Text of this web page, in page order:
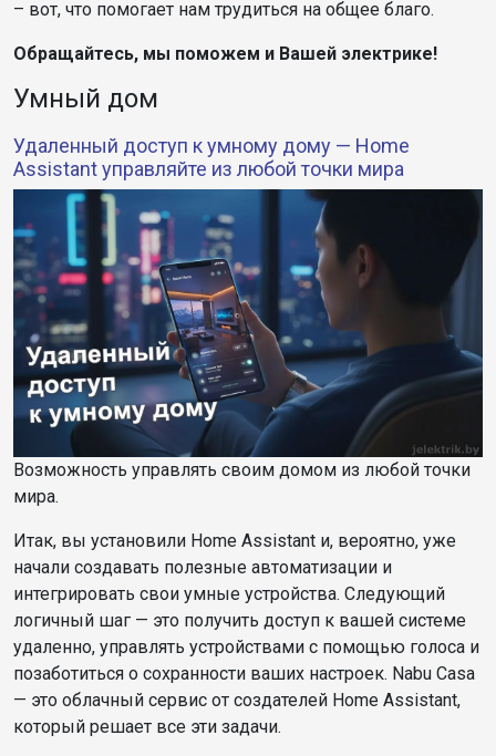
– вот, что помогает нам трудиться на общее благо.
Обращайтесь, мы поможем и Вашей электрике!
Умный дом
Удаленный доступ к умному дому — Home
Assistant управляйте из любой точки мира
Возможность управлять своим домом из любой точки
мира.
Итак, вы установили Home Assistant и, вероятно, уже
начали создавать полезные автоматизации и
интегрировать свои умные устройства. Следующий
логичный шаг — это получить доступ к вашей системе
удаленно, управлять устройствами с помощью голоса и
позаботиться о сохранности ваших настроек. Nabu Casa
— это облачный сервис от создателей Home Assistant,
который решает все эти задачи.